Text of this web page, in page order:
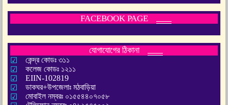
FACEBOOK PAGE
যোগাযোগের ঠিকানা
কেন্দ্র কোডঃ ৩১১
কলেজ কোডঃ ১২১১
EIIN-102819
ডাকঘর+উপজেলাঃ মঠবাড়িয়া
মোবাইল নম্বরঃ ০১৫৫৪৪০৭০৫৮